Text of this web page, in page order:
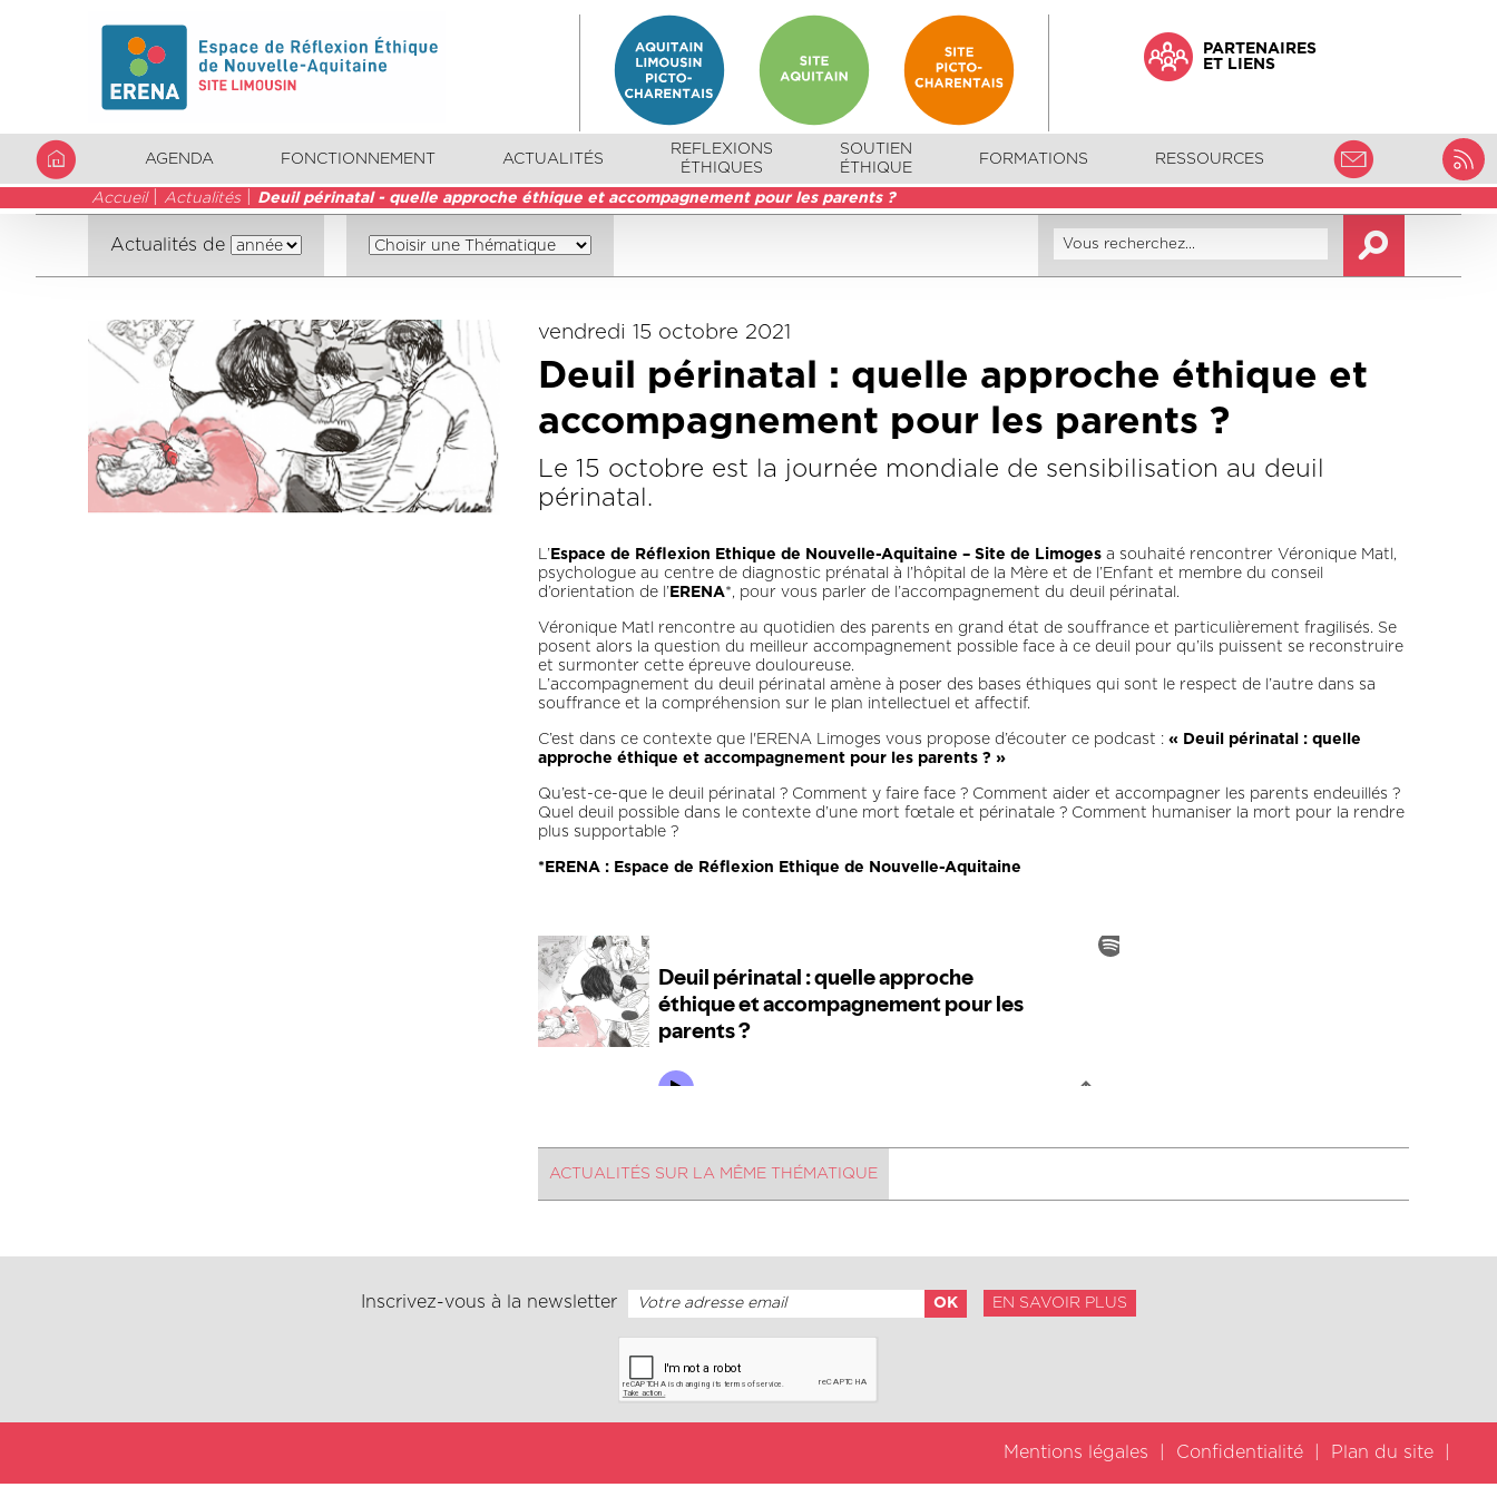
PARTENAIRES
ET LIENS
AGENDA FONCTIONNEMENT ACTUALITÉS
REFLEXIONS
ÉTHIQUES
SOUTIEN
ÉTHIQUE
FORMATIONS RESSOURCES
Accueil Actualités Deuil périnatal - quelle approche éthique et accompagnement pour les parents ?
Actualités de
vendredi 15 octobre 2021
Deuil périnatal : quelle approche éthique et
accompagnement pour les parents ?
Le 15 octobre est la journée mondiale de sensibilisation au deuil
périnatal.
L’ Espace de Réflexion Ethique de Nouvelle-Aquitaine – Site de Limoges a souhaité rencontrer Véronique Matl,
psychologue au centre de diagnostic prénatal à l’hôpital de la Mère et de l’Enfant et membre du conseil
d’orientation de l’ ERENA*, pour vous parler de l’accompagnement du deuil périnatal.
Véronique Matl rencontre au quotidien des parents en grand état de souffrance et particulièrement fragilisés. Se
posent alors la question du meilleur accompagnement possible face à ce deuil pour qu’ils puissent se reconstruire
et surmonter cette épreuve douloureuse.
L’accompagnement du deuil périnatal amène à poser des bases éthiques qui sont le respect de l’autre dans sa
souffrance et la compréhension sur le plan intellectuel et affectif.
C’est dans ce contexte que l'ERENA Limoges vous propose d’écouter ce podcast : « Deuil périnatal : quelle
approche éthique et accompagnement pour les parents ? »
Qu’est-ce-que le deuil périnatal ? Comment y faire face ? Comment aider et accompagner les parents endeuillés ?
Quel deuil possible dans le contexte d’une mort fœtale et périnatale ? Comment humaniser la mort pour la rendre
plus supportable ?
*ERENA : Espace de Réflexion Ethique de Nouvelle-Aquitaine
ACTUALITÉS SUR LA MÊME THÉMATIQUE
Inscrivez-vous à la newsletter EN SAVOIR PLUS
Mentions légales Confidentialité Plan du site